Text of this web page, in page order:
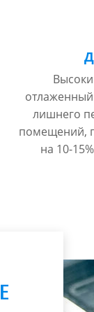
отлаженный
лишнего
помещений,
на 10-